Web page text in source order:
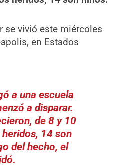
se vivió este miércoles
en Estados
a una escuela
a disparar.
de 8 y 10
14 son
del hecho, el